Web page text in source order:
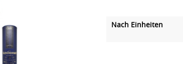
Nach Einheiten